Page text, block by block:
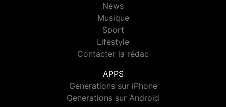
News
Musique
Sport
Lifestyle
Contacter la rédac
APPS
Generations sur iPhone
Generations sur Android